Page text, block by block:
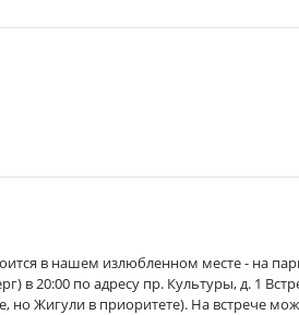
в нашем излюбленном месте - на
в 20:00 по адресу пр. Культуры, д. 1
Жигули в приоритете). На встрече